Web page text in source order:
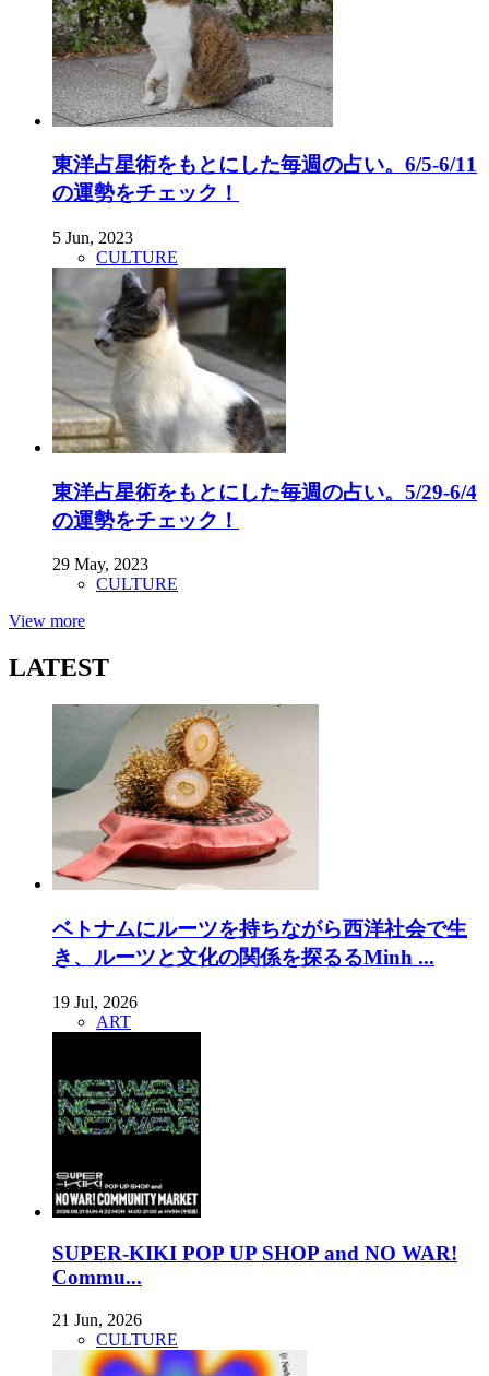
東洋占星術をもとにした毎週の占い。6/5-6/11
の運勢をチェック！
5 Jun, 2023
CULTURE
東洋占星術をもとにした毎週の占い。5/29-6/4
の運勢をチェック！
29 May, 2023
CULTURE
View more
LATEST
ベトナムにルーツを持ちながら西洋社会で生
き、ルーツと文化の関係を探るるMinh ...
19 Jul, 2026
ART
SUPER-KIKI POP UP SHOP and NO WAR!
Commu...
21 Jun, 2026
CULTURE